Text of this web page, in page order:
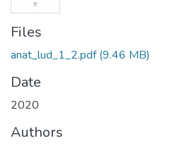
Files
anat_lud_1_2.pdf(9.46 MB)
Date
2020
Authors